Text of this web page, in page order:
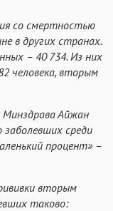
со смертностью
в других странах.
– 40 734. Из них
человека, вторым
Айжан
среди
процент» –
вторым
таково: